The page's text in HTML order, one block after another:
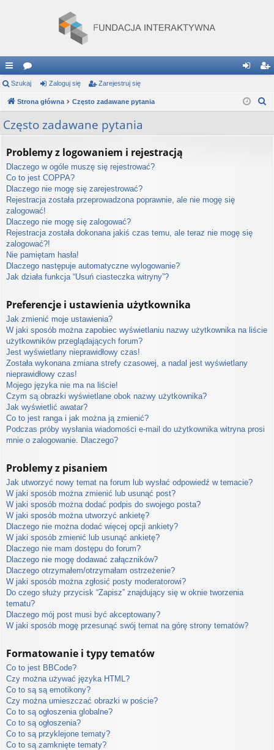
ię
ce
j
or
a og ej
Szukaj Zaloguj się Zarejestruj się
Strona główna Często zadawane pytania
Często zadawane pytania
Problemy z logowaniem i rejestracją
Dlaczego w ogóle muszę się rejestrować?
Co to jest COPPA?
Dlaczego nie mogę się zarejestrować?
Rejestracja została przeprowadzona poprawnie, ale nie mogę się
zalogować!
Dlaczego nie mogę się zalogować?
Rejestracja została dokonana jakiś czas temu, ale teraz nie mogę się
zalogować?!
Nie pamiętam hasła!
Dlaczego następuje automatyczne wylogowanie?
Jak działa funkcja “Usuń ciasteczka witryny”?
Preferencje i ustawienia użytkownika
Jak zmienić moje ustawienia?
W jaki sposób można zapobiec wyświetlaniu nazwy użytkownika na liście
użytkowników przeglądających forum?
Jest wyświetlany nieprawidłowy czas!
Została wykonana zmiana strefy czasowej, a nadal jest wyświetlany
nieprawidłowy czas!
Mojego języka nie ma na liście!
Czym są obrazki wyświetlane obok nazwy użytkownika?
Jak wyświetlić awatar?
Co to jest ranga i jak można ją zmienić?
Podczas próby wysłania wiadomości e-mail do użytkownika witryna prosi
mnie o zalogowanie. Dlaczego?
Problemy z pisaniem
Jak utworzyć nowy temat na forum lub wysłać odpowiedź w temacie?
W jaki sposób można zmienić lub usunąć post?
W jaki sposób można dodać podpis do swojego posta?
W jaki sposób można utworzyć ankietę?
Dlaczego nie można dodać więcej opcji ankiety?
W jaki sposób zmienić lub usunąć ankietę?
Dlaczego nie mam dostępu do forum?
Dlaczego nie mogę dodawać załączników?
Dlaczego otrzymałem/otrzymałam ostrzeżenie?
W jaki sposób można zgłosić posty moderatorowi?
Do czego służy przycisk “Zapisz” znajdujący się w oknie tworzenia
tematu?
Dlaczego mój post musi być akceptowany?
W jaki sposób mogę przesunąć swój temat na górę strony tematów?
Formatowanie i typy tematów
Co to jest BBCode?
Czy można używać języka HTML?
Co to są są emotikony?
Czy można umieszczać obrazki w poście?
Co to są ogłoszenia globalne?
Co to są ogłoszenia?
Co to są przyklejone tematy?
Co to są zamknięte tematy?